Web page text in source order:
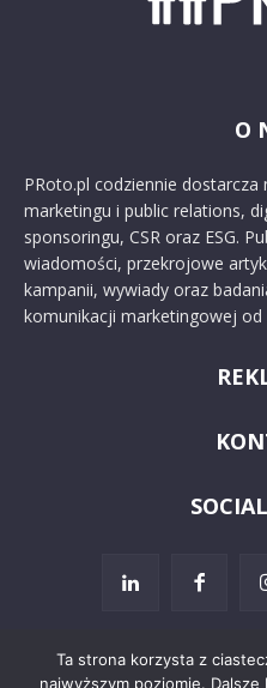
O
PRoto.pl codziennie
marketingu i public relations,
sponsoringu, CSR oraz ESG.
wiadomości, przekrojowe
kampanii, wywiady oraz
komunikacji marketingowej od
Ta strona korzysta z
najwyższym poziomie.